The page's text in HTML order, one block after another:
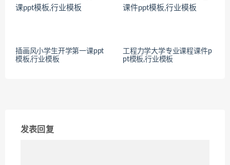
插画风小学生开学第一课ppt
模板,行业模板
工程力学大学专业课程课件p
pt模板,行业模板
发表回复